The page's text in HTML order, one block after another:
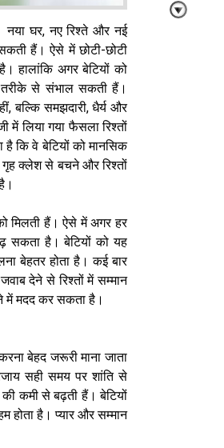
घर, नए रिश्ते और नई
हैं। ऐसे में छोटी-छोटी
हालांकि अगर बेटियों को
तरीके से संभाल सकती हैं।
बल्कि समझदारी, धैर्य और
में लिया गया फैसला रिश्तों
है कि वे बेटियों को मानसिक
क्लेश से बचने और रिश्तों
मिलती हैं। ऐसे में अगर हर
सकता है। बेटियों को यह
बेहतर होता है। कई बार
देने से रिश्तों में सम्मान
में मदद कर सकता है।
बेहद जरूरी माना जाता
सही समय पर शांति से
कमी से बढ़ती हैं। बेटियों
होता है। प्यार और सम्मान